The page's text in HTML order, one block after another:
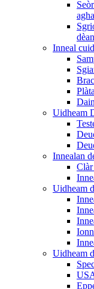
Inneal
Uidheam
Innealan
Uidheam
Uidheam